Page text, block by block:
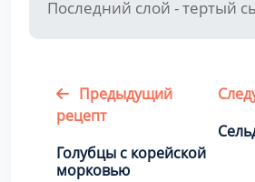
Последний слой - тертый
Предыдущий
рецепт
Голубцы с корейской
морковью